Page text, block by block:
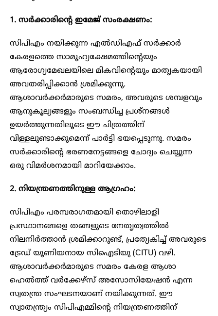
1. സർക്കാരിന്റെ ഇമേജ് സംരക്ഷണം:
സിപിഎം നയിക്കുന്ന എൽഡിഎഫ് സർക്കാർ
കേരളത്തെ സാമൂഹ്യക്ഷേമത്തിന്റെയും
ആരോഗ്യമേഖലയിലെ മികവിന്റെയും മാതൃകയായി
അവതരിപ്പിക്കാൻ ശ്രമിക്കുന്നു.
ആശാവർക്കർമാരുടെ സമരം, അവരുടെ ശമ്പളവും
ആനുകൂല്യങ്ങളും സംബന്ധിച്ച പ്രശ്നങ്ങൾ
ഉയർത്തുന്നതിലൂടെ ഈ ചിത്രത്തിന്
വിള്ളലുണ്ടാക്കുമെന്ന് പാർട്ടി ഭയപ്പെടുന്നു. സമരം
സർക്കാരിന്റെ ഭരണനേട്ടങ്ങളെ ചോദ്യം ചെയ്യുന്ന
ഒരു വിമർശനമായി മാറിയേക്കാം.
2. നിയന്ത്രണത്തിനുള്ള ആഗ്രഹം:
സിപിഎം പരമ്പരാഗതമായി തൊഴിലാളി
പ്രസ്ഥാനങ്ങളെ തങ്ങളുടെ നേതൃത്വത്തിൽ
നിലനിർത്താൻ ശ്രമിക്കാറുണ്ട്, പ്രത്യേകിച്ച് അവരുടെ
ട്രേഡ് യൂണിയനായ സിഐടിയു (CITU) വഴി.
ആശാവർക്കർമാരുടെ സമരം കേരള ആശാ
ഹെൽത്ത് വർക്കേഴ്സ് അസോസിയേഷൻ എന്ന
സ്വതന്ത്ര സംഘടനയാണ് നയിക്കുന്നത്. ഈ
സ്വാതന്ത്ര്യം സിപിഎമ്മിന്റെ നിയന്ത്രണത്തിന്